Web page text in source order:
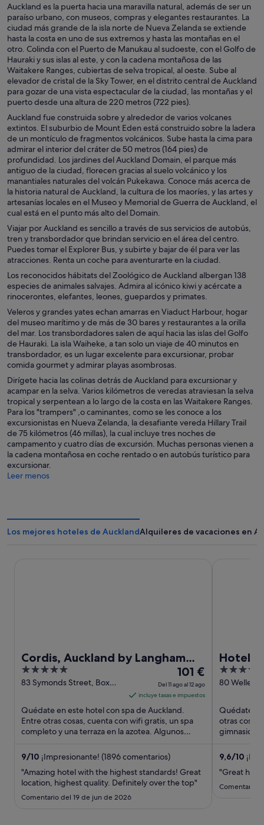
Auckland es la puerta hacia una maravilla natural, además de ser un
paraíso urbano, con museos, compras y elegantes restaurantes. La
ciudad más grande de la isla norte de Nueva Zelanda se extiende
hasta la costa en uno de sus extremos y hasta las montañas en el
otro. Colinda con el Puerto de Manukau al sudoeste, con el Golfo de
Hauraki y sus islas al este, y con la cadena montañosa de las
Waitakere Ranges, cubiertas de selva tropical, al oeste. Sube al
elevador de cristal de la Sky Tower, en el distrito central de Auckland
para gozar de una vista espectacular de la ciudad, las montañas y el
puerto desde una altura de 220 metros (722 pies).
Auckland fue construida sobre y alrededor de varios volcanes
extintos. El suburbio de Mount Eden está construido sobre la ladera
de un montículo de fragmentos volcánicos. Sube hasta la cima para
admirar el interior del cráter de 50 metros (164 pies) de
profundidad. Los jardines del Auckland Domain, el parque más
antiguo de la ciudad, florecen gracias al suelo volcánico y los
manantiales naturales del volcán Pukekawa. Conoce más acerca de
la historia natural de Auckland, la cultura de los maoríes, y las artes y
artesanías locales en el Museo y Memorial de Guerra de Auckland, el
cual está en el punto más alto del Domain.
Viajar por Auckland es sencillo a través de sus servicios de autobús,
tren y transbordador que brindan servicio en el área del centro.
Puedes tomar el Explorer Bus, y subirte y bajar de él para ver las
atracciones. Renta un coche para aventurarte en la ciudad.
Los reconocidos hábitats del Zoológico de Auckland albergan 138
especies de animales salvajes. Admira al icónico kiwi y acércate a
rinocerontes, elefantes, leones, guepardos y primates.
Veleros y grandes yates echan amarras en Viaduct Harbour, hogar
del museo marítimo y de más de 30 bares y restaurantes a la orilla
del mar. Los transbordadores salen de aquí hacia las islas del Golfo
de Hauraki. La isla Waiheke, a tan solo un viaje de 40 minutos en
transbordador, es un lugar excelente para excursionar, probar
comida gourmet y admirar playas asombrosas.
Dirígete hacia las colinas detrás de Auckland para excursionar y
acampar en la selva. Varios kilómetros de veredas atraviesan la selva
tropical y serpentean a lo largo de la costa en las Waitakere Ranges.
Para los "trampers" ,o caminantes, como se les conoce a los
excursionistas en Nueva Zelanda, la desafiante vereda Hillary Trail
de 75 kilómetros (46 millas), la cual incluye tres noches de
campamento y cuatro días de excursión. Muchas personas vienen a
la cadena montañosa en coche rentado o en autobús turístico para
excursionar.
Leer menos
Los mejores hoteles de AucklandAlquileres de vacaciones en
Cordis, Auckland by Langham
Hospitality Group
5
out
5
83 Symonds Street, Box
El
precio
es
de
101 €
por
11
ago
101 €
Del 11 ago al 12 ago
incluye tasas e impuestos
Quédate en este hotel con spa de Auckland.
Entre otras cosas, cuenta con wifi gratis, un spa
completo y una terraza en la azotea. Algunos
9/10 ¡Impresionante! (1896 comentarios)
"Amazing hotel with the highest standards! Great
location, highest quality. Definitely over the top"
Comentario del 19 de jun de 2026
Hotel
4.5
out
5
80
Quédate
otras
gimnasio.
9,6/10
"Great
Comentario